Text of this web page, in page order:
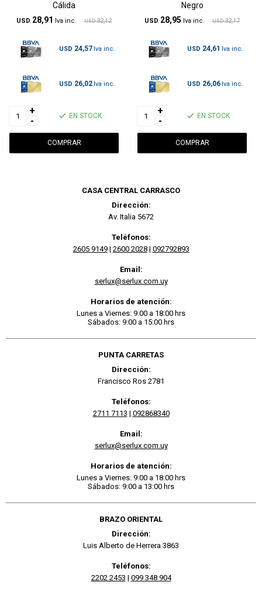
Cálida
USD 28,91 USD 32,12
USD 24,57
USD 26,02
+
-
EN STOCK
Negro
USD 28,95 USD 32,17
USD 24,61
USD 26,06
+
-
EN STOCK
CASA CENTRAL CARRASCO
Dirección:
Av. Italia 5672
Teléfonos:
2605 9149| 2600 2028| 092792893
Email:
serlux@serlux.com.uy
Horarios de atención:
Lunes a Viernes: 9:00 a 18:00 hrs
Sábados: 9:00 a 15:00 hrs
PUNTA CARRETAS
Dirección:
Francisco Ros 2781
Teléfonos:
2711 7113 | 092868340
Email:
serlux@serlux.com.uy
Horarios de atención:
Lunes a Viernes: 9:00 a 18:00 hrs
Sábados: 9:00 a 13:00 hrs
BRAZO ORIENTAL
Dirección:
Luis Alberto de Herrera 3863
Teléfonos:
2202 2453 | 099 348 904